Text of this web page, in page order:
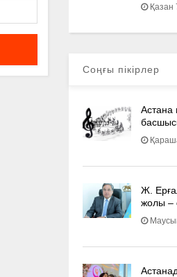
Қазан
Соңғы пікірлер
Астана
Ж.
жолы –